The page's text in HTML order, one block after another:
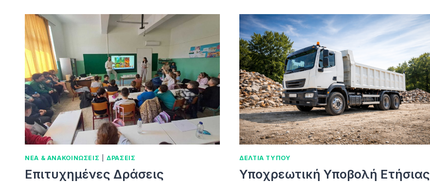
ΣΧΟΛΙΚΈΣ
ΜΟΝΆΔΕΣ
ΡΌΔΟΥ
ΔΩΔΕΚΑΝΗΣΙΑΚΉΣ
ΑΝΑΚΎΚΛΩΣΗΣ
(ΔΑΝΑΕΚΚ)
ΣΤΟ
ΓΕ.Λ.
ΑΦΆΝΤΟΥ
ΚΑΙ
ΣΤΟ
ΔΗΜΟΤΙΚΌ
ΠΑΡΑΔΕΙΣΊΟΥ
ΝΕΑ & ΑΝΑΚΟΙΝΩΣΕΙΣ |ΔΡΑΣΕΙΣ
Επιτυχημένες Δράσεις
ΔΕΛΤΙΑ ΤΥΠΟΥ
Υποχρεωτική Υποβολή Ετήσιας